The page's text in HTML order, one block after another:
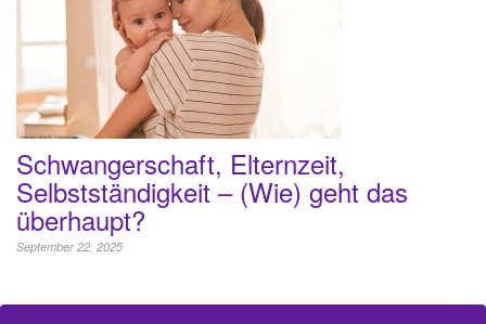
Schwangerschaft, Elternzeit,
Selbstständigkeit – (Wie) geht das
überhaupt?
September 22, 2025